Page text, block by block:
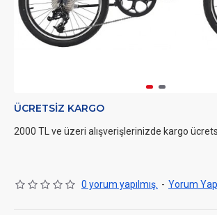
ÜCRETSIZ KARGO
2000 TL ve üzeri alışverişlerinizde kargo
0 yorum yapılmış. - Yorum Yap